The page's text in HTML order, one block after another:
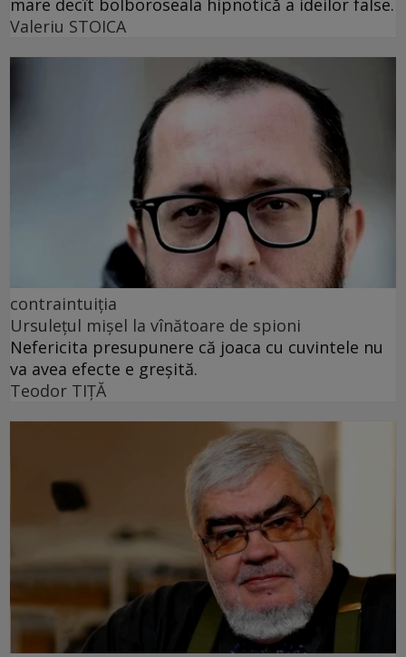
mare decît bolboroseala hipnotică a ideilor false.
Valeriu STOICA
contraintuiția
Ursulețul mișel la vînătoare de spioni
Nefericita presupunere că joaca cu cuvintele nu
va avea efecte e greșită.
Teodor TIŢĂ